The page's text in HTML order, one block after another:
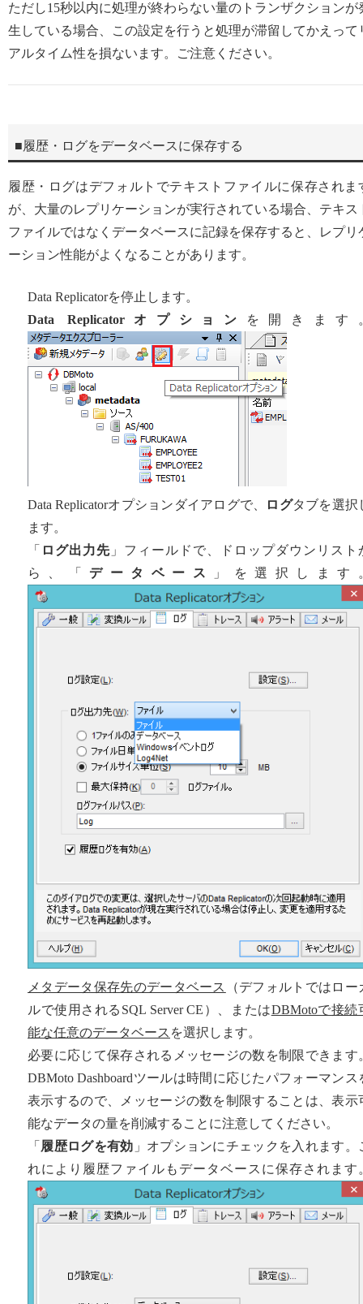
ただし15秒以内に処理が終わらない量のトランザクションが
生している場合、この設定を行うと処理が滞留してかえって
アルタイム性を損ないます。ご注意ください。
■履歴・ログをデータベースに保存する
履歴・ログはデフォルトでテキストファイルに保存されま
が、大量のレプリケーションが実行されている場合、テキス
ファイルではなくデータベースに記録を保存すると、レプリ
ーション性能がよくなることがあります。
Data Replicatorを停止します。
Data Replicatorオプション
を開きます
Data Replicatorオプションダイアログで、 ログタブを選択
ます。
「 ログ出力先 」フィールドで、ドロップダウンリスト
ら、「 データベース 」を選択します
メタデータ保存先のデータベース
（デフォルトではロー
ルで使用されるSQL Server CE）、またはDBMotoで接続
能な任意のデータベース を選択します。
必要に応じて保存されるメッセージの数を制限できます
DBMoto Dashboardツールは時間に応じたパフォーマンス
表示するので、メッセージの数を制限することは、表示
能なデータの量を削減することに注意してください。
「 履歴ログを有効 」オプションにチェックを入れます。
れにより履歴ファイルもデータベースに保存されます